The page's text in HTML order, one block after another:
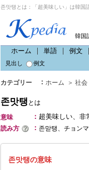
존맛탱とは：「超美味しい」は韓国
韓国
ホーム 単語 例文
見出し
例文
カテゴリー ： ホーム ＞ 社会
존맛탱 とは
意味
： 超美味しい、非
読み方
： 존맏탱、チョン
존맛탱の意味